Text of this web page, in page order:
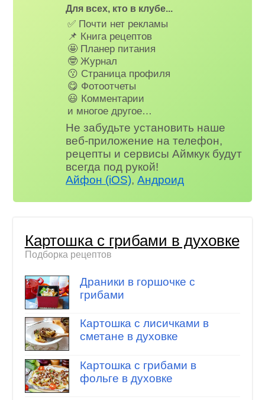
Для всех, кто в клубе...
✅ Почти нет рекламы
📌 Книга рецептов
🤩 Планер питания
🤓 Журнал
😗 Страница профиля
😋 Фотоотчеты
😃 Комментарии
и многое другое…
Не забудьте установить наше
веб-приложение на телефон,
рецепты и сервисы Аймкук будут
всегда под рукой!
Айфон (iOS),Андроид
Картошка с грибами в духовке
Подборка рецептов
Драники в горшочке с
грибами
Картошка с лисичками в
сметане в духовке
Картошка с грибами в
фольге в духовке